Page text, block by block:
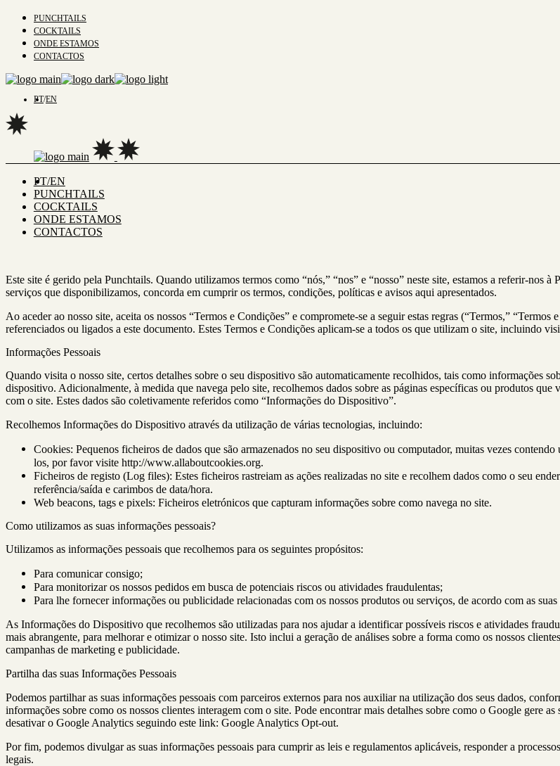
PUNCHTAILS
COCKTAILS
ONDE ESTAMOS
CONTACTOS
PT EN
PT EN
PUNCHTAILS
COCKTAILS
ONDE ESTAMOS
CONTACTOS
Este site é gerido pela Punchtails. Quando utilizamos termos como “nós,” “nos” e “nosso” neste site, estamos a referir-nos
serviços que disponibilizamos, concorda em cumprir os termos, condições, políticas e avisos aqui apresentados.
Ao aceder ao nosso site, aceita os nossos “Termos e Condições” e compromete-se a seguir estas regras (“Termos,”
referenciados ou ligados a este documento. Estes Termos e Condições aplicam-se a todos os que utilizam o site, incluindo
Informações Pessoais
Quando visita o nosso site, certos detalhes sobre o seu dispositivo são automaticamente recolhidos, tais como informações
dispositivo. Adicionalmente, à medida que navega pelo site, recolhemos dados sobre as páginas específicas ou produtos
com o site. Estes dados são coletivamente referidos como “Informações do Dispositivo”.
Recolhemos Informações do Dispositivo através da utilização de várias tecnologias, incluindo:
Cookies: Pequenos ficheiros de dados que são armazenados no seu dispositivo ou computador, muitas vezes
los, por favor visite http://www.allaboutcookies.org.
Ficheiros de registo (Log files): Estes ficheiros rastreiam as ações realizadas no site e recolhem dados como o seu
referência/saída e carimbos de data/hora.
Web beacons, tags e pixels: Ficheiros eletrónicos que capturam informações sobre como navega no site.
Como utilizamos as suas informações pessoais?
Utilizamos as informações pessoais que recolhemos para os seguintes propósitos:
Para comunicar consigo;
Para monitorizar os nossos pedidos em busca de potenciais riscos ou atividades fraudulentas;
Para lhe fornecer informações ou publicidade relacionadas com os nossos produtos ou serviços, de acordo com as suas
As Informações do Dispositivo que recolhemos são utilizadas para nos ajudar a identificar possíveis riscos e atividades
mais abrangente, para melhorar e otimizar o nosso site. Isto inclui a geração de análises sobre a forma como os nossos
campanhas de marketing e publicidade.
Partilha das suas Informações Pessoais
Podemos partilhar as suas informações pessoais com parceiros externos para nos auxiliar na utilização dos seus dados,
informações sobre como os nossos clientes interagem com o site. Pode encontrar mais detalhes sobre como o Google gere as
desativar o Google Analytics seguindo este link: Google Analytics Opt-out.
Por fim, podemos divulgar as suas informações pessoais para cumprir as leis e regulamentos aplicáveis, responder a
legais.